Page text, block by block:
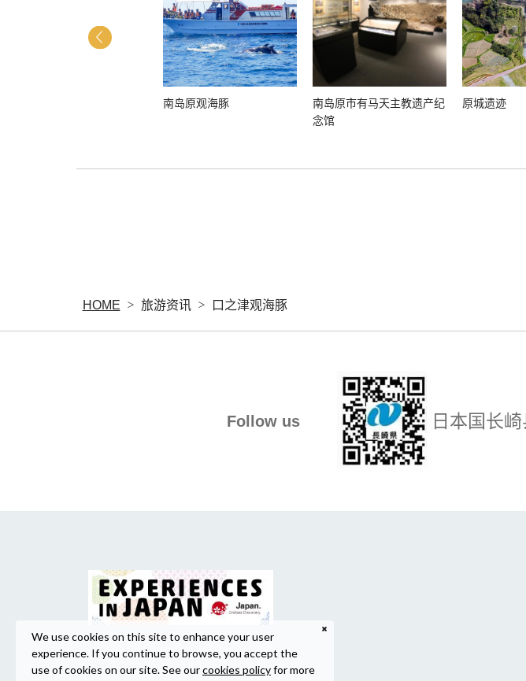
南岛原观海豚
南岛原市有马天主教遗产纪
念馆
原城遗迹
HOME 旅游资讯 口之津观海豚
Follow us 日本国长
We use cookies on this site to enhance your user
experience. If you continue to browse, you accept the
use of cookies on our site. See ourcookies policyfor more